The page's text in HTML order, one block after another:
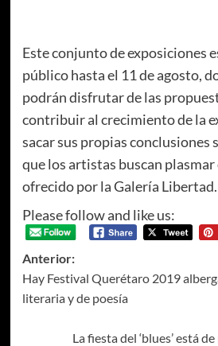
Este conjunto de exposiciones
público hasta el 11 de agosto,
podrán disfrutar de las
contribuir al crecimiento de la
sacar sus propias conclusiones
que los artistas buscan plasmar
ofrecido por la Galería Libertad.
Please follow and like us:
Anterior:
Hay Festival Querétaro 2019
literaria y de poesía
La fiesta del ‘blues’ está